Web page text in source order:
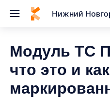
Нижний
Модуль ТС
что это и